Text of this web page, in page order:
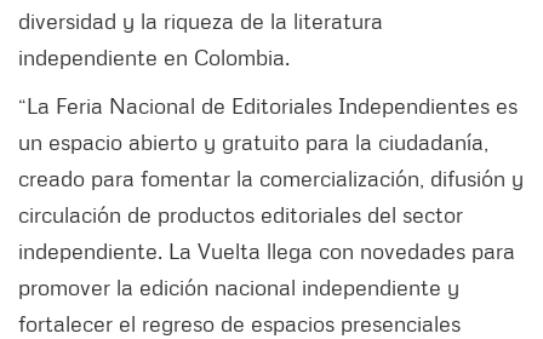
diversidad y la riqueza de la literatura
independiente en Colombia.
“La Feria Nacional de Editoriales Independientes es
un espacio abierto y gratuito para la ciudadanía,
creado para fomentar la comercialización, difusión y
circulación de productos editoriales del sector
independiente. La Vuelta llega con novedades para
promover la edición nacional independiente y
fortalecer el regreso de espacios presenciales